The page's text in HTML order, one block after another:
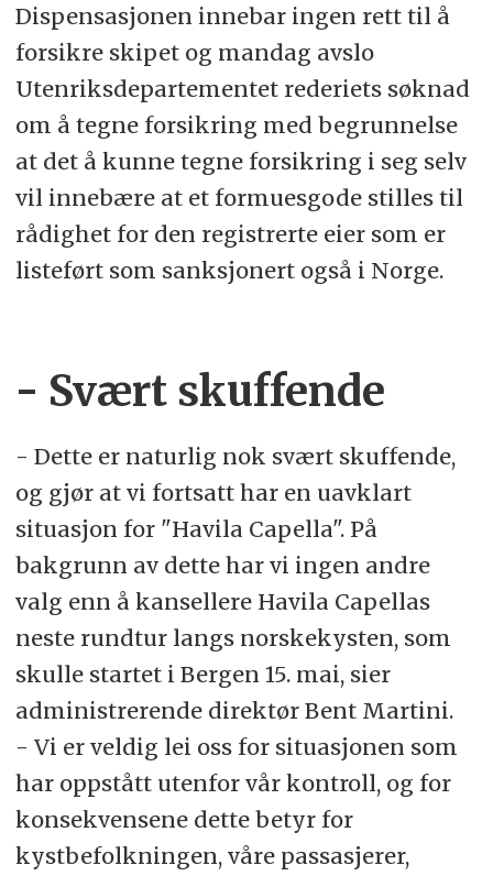
Dispensasjonen innebar ingen rett til å
forsikre skipet og mandag avslo
Utenriksdepartementet rederiets søknad
om å tegne forsikring med begrunnelse
at det å kunne tegne forsikring i seg selv
vil innebære at et formuesgode stilles til
rådighet for den registrerte eier som er
listeført som sanksjonert også i Norge.
- Svært skuffende
- Dette er naturlig nok svært skuffende,
og gjør at vi fortsatt har en uavklart
situasjon for "Havila Capella". På
bakgrunn av dette har vi ingen andre
valg enn å kansellere Havila Capellas
neste rundtur langs norskekysten, som
skulle startet i Bergen 15. mai, sier
administrerende direktør Bent Martini.
- Vi er veldig lei oss for situasjonen som
har oppstått utenfor vår kontroll, og for
konsekvensene dette betyr for
kystbefolkningen, våre passasjerer,